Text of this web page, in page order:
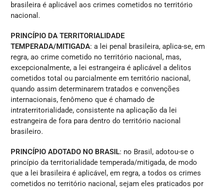
brasileira é aplicável aos crimes cometidos no território
nacional.
PRINCÍPIO DA TERRITORIALIDADE
TEMPERADA/MITIGADA: a lei penal brasileira, aplica-se, em
regra, ao crime cometido no território nacional, mas,
excepcionalmente, a lei estrangeira é aplicável a delitos
cometidos total ou parcialmente em território nacional,
quando assim determinarem tratados e convenções
internacionais, fenômeno que é chamado de
intraterritorialidade, consistente na aplicação da lei
estrangeira de fora para dentro do território nacional
brasileiro.
PRINCÍPIO ADOTADO NO BRASIL: no Brasil, adotou-se o
princípio da territorialidade temperada/mitigada, de modo
que a lei brasileira é aplicável, em regra, a todos os crimes
cometidos no território nacional, sejam eles praticados por